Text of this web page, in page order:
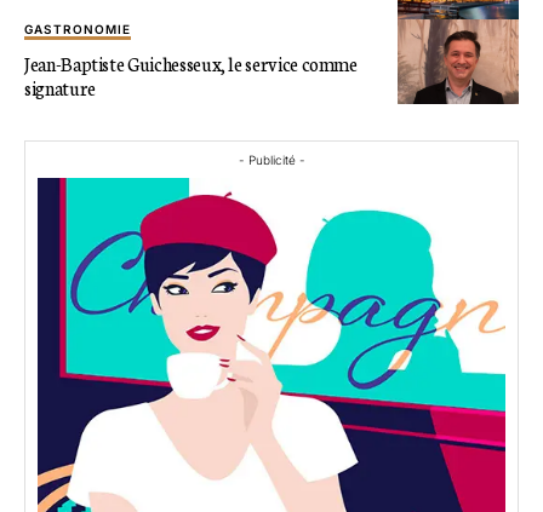
GASTRONOMIE
Jean-Baptiste Guichesseux, le service comme
signature
- Publicité -